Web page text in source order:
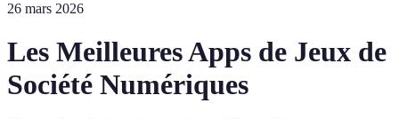
26 mars 2026
Les Meilleures Apps de Jeux de
Société Numériques